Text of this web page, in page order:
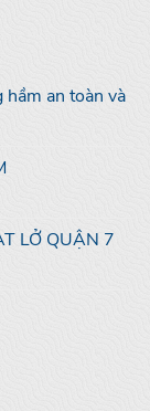
hầm an toàn và
LỞ QUẬN 7